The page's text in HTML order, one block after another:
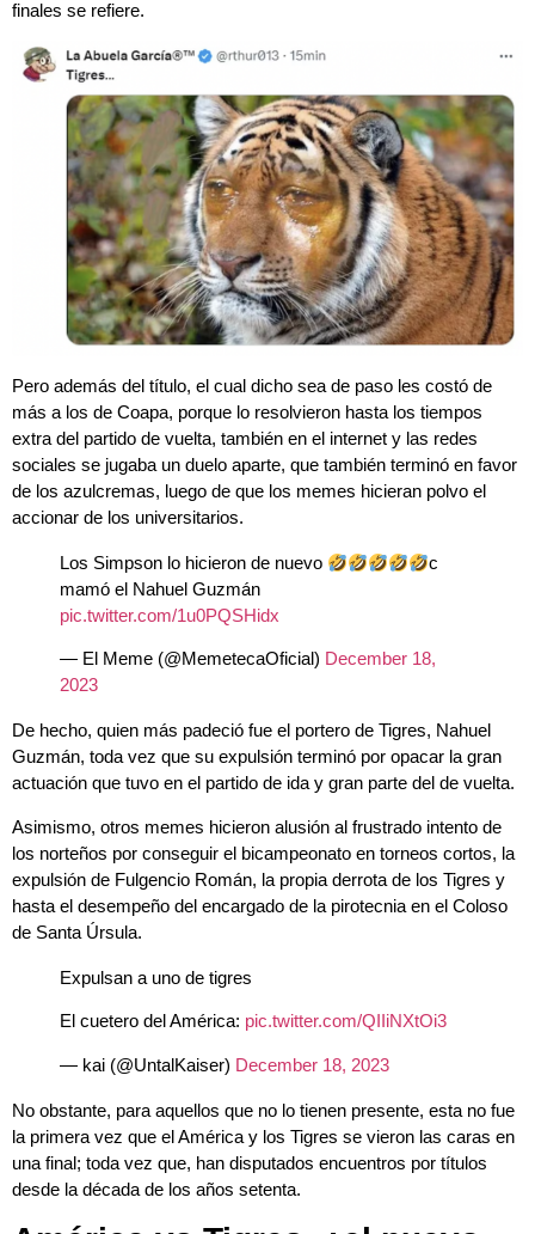
más a los de Coapa, porque lo resolvieron hasta los tiempos
extra del partido de vuelta, también en el internet y las redes
sociales se jugaba un duelo aparte, que también terminó en favor
de los azulcremas, luego de que los memes hicieran polvo el
accionar de los universitarios.
mamó el Nahuel Guzmán
pic.twitter.com/1u0PQSHidx
— El Meme (@MemetecaOficial)
2023
Guzmán, toda vez que su expulsión terminó por opacar la gran
actuación que tuvo en el partido de ida y gran parte del de vuelta.
Asimismo, otros memes hicieron alusión al frustrado intento de
los norteños por conseguir el bicampeonato en torneos cortos, la
expulsión de Fulgencio Román, la propia derrota de los Tigres y
hasta el desempeño del encargado de la pirotecnia en el Coloso
de Santa Úrsula.
Expulsan a uno de tigres
El cuetero del América:pic.twitter.com/QIIiNXtOi3
— kai (@UntalKaiser)December 18, 2023
No obstante, para aquellos que no lo tienen presente, esta no fue
la primera vez que el América y los Tigres se vieron las caras en
una final; toda vez que, han disputados encuentros por títulos
desde la década de los años setenta.
América vs Tigres, ¿el nuevo